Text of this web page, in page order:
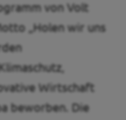
von Volt
„Holen wir uns
Wirtschaft
beworben. Die